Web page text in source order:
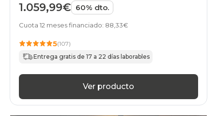
1.059,99€ 60% dto.
Cuota 12 meses financiado: 88,33€
5(107)
Entrega gratis de 17 a 22 días laborables
Ver producto